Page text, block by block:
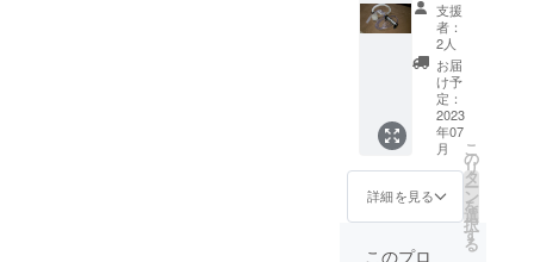
・サ
イズ/重
量
650g
・カ
ラー展
開 無
し ・
デザイ
ン
統一
・素
材
支援
者：
2人
お届
け予
定：
2023
年07
月
詳細を見る
こ
の
リ
タ
ー
ン
を
選
択
す
る
このプロ